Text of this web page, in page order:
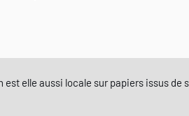
elle aussi locale sur papiers issus de